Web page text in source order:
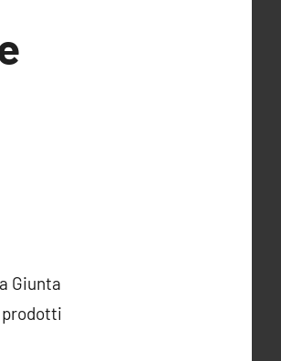
Giunta
prodotti